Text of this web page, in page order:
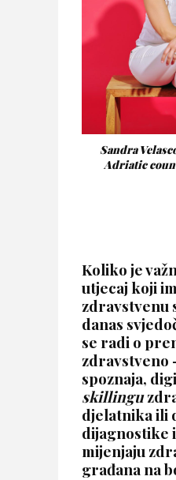
Sandra
Adriatic
Koliko je
utjecaj koji
zdravstvenu
danas
se radi o
zdravstveno
spoznaja,
skillingu
djelatnika ili
dijagnostike
mijenjaju
građana na